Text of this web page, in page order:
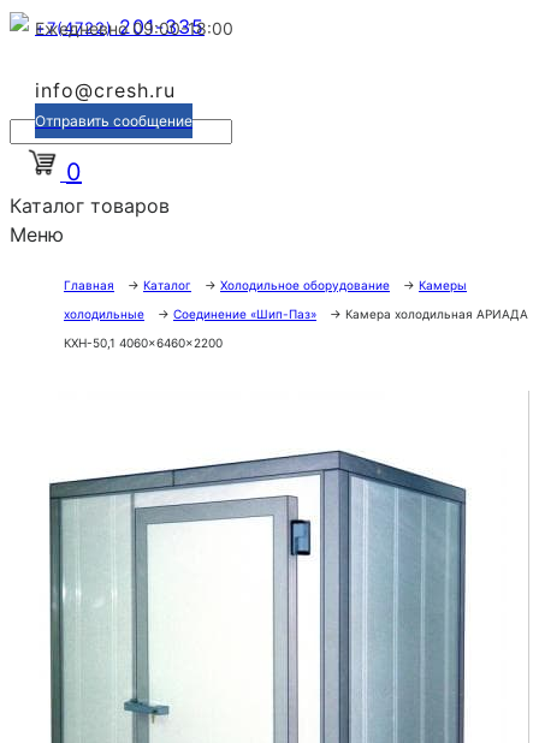
+7(4722)201-335
Ежедневно 09:00-18:00
info@cresh.ru
Отправить сообщение
0
Каталог товаров
Меню
Главная → Каталог → Холодильное оборудование → Камеры
холодильные
→ Соединение «Шип-Паз» → Камера холодильная АРИАДА
КХН-50,1 4060×6460×2200